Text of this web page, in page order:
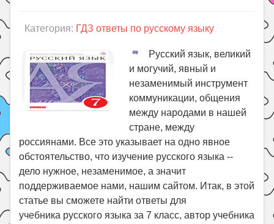
Категория: ГДЗ ответы по русскому языку
Русский язык, великий
и могучий, явный и
незаменимый инструмент
коммуникации, общения
между народами в нашей
стране, между
россиянами. Все это указывает на одно явное
обстоятельство, что изучение русского языка --
дело нужное, незаменимое, а значит
поддерживаемое нами, нашим сайтом. Итак, в этой
статье вы сможете найти ответы для
учебника русского языка за 7 класс, автор учебника